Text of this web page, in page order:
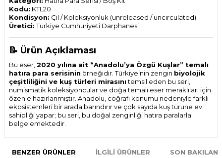
Kodu: KTL20
Kondisyon: Çil / Koleksiyonluk (unreleased / uncirculated)
Üretici:Türkiye Cumhuriyeti Darphanesi
📝 Ürün Açıklaması
Bu eser,2020 yılına ait “Anadolu’ya Özgü Kuşlar” temalı
hatıra para serisinin örneğidir. Türkiye’nin zengin biyolojik
çeşitliliğini ve kuş türleri mirasınıtemsil eden bu seri,
numismatik koleksiyoncular ve doğa temalı eser meraklıları için
özenle hazırlanmıştır. Anadolu, coğrafi konumu nedeniyle farklı
ekosistemleri bir arada barındırır ve çok sayıda kuş türüne ev
sahipliği yapar; bu seri, bu doğal zenginliği hatıra paralarla
belgelemektedir.
BENZER ÜRÜNLER İLGILI ÜRÜNLER SON